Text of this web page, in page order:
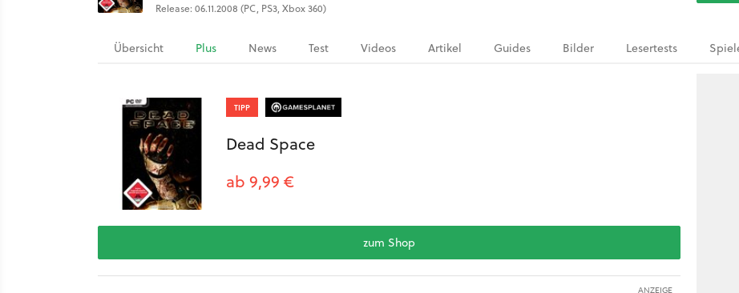
Release: 06.11.2008 (PC, PS3, Xbox 360)
Übersicht Plus News Test Videos Artikel Guides Bilder Lesertests
TIPP
Dead Space
ab 9,99 €
zum Shop
ANZEIGE